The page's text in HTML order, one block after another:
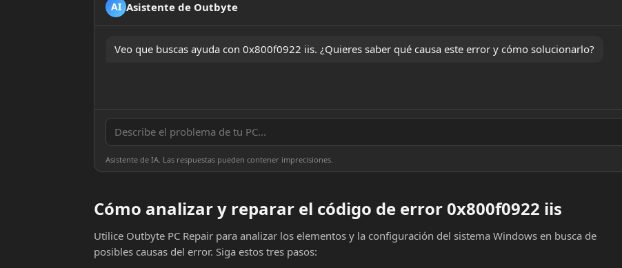
AI Asistente de Outbyte
Veo que buscas ayuda con 0x800f0922 iis. ¿Quieres saber qué causa este error y cómo solucionarlo?
Asistente de IA. Las respuestas pueden contener imprecisiones.
Cómo analizar y reparar el código de error 0x800f0922 iis
Utilice Outbyte PC Repair para analizar los elementos y la configuración del sistema Windows en busca de
posibles causas del error. Siga estos tres pasos: